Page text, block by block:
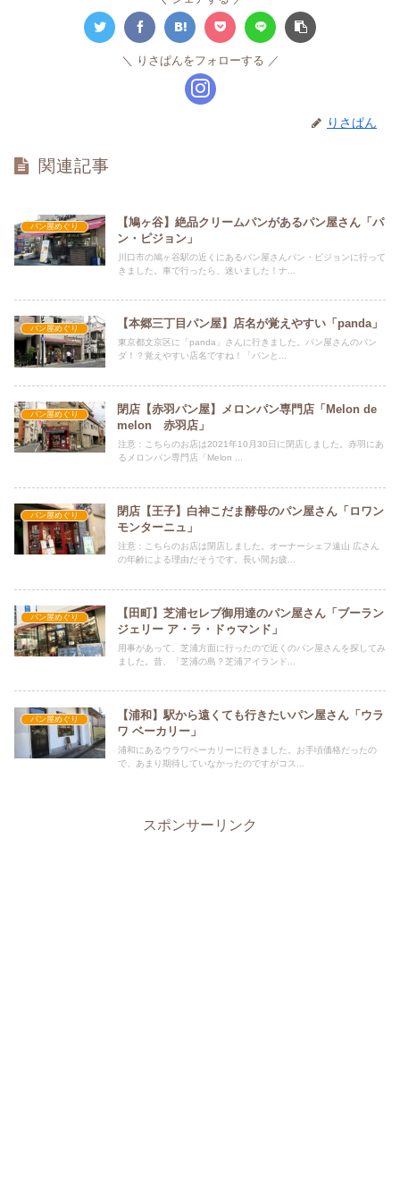
りさぱんをフォローする
りさぱん
関連記事
パン屋めぐり
【鳩ヶ谷】絶品クリームパンがあるパン屋さん「パ
ン・ピジョン」
川口市の鳩ヶ谷駅の近くにあるパン屋さんパン・ピジョンに行って
きました。車で行ったら、迷いました！ナ...
パン屋めぐり 【本郷三丁目パン屋】店名が覚えやすい「panda」
東京都文京区に「panda」さんに行きました。パン屋さんのパン
ダ！？覚えやすい店名ですね！「パンと...
パン屋めぐり
閉店【赤羽パン屋】メロンパン専門店「Melon de
melon 赤羽店」
注意：こちらのお店は2021年10月30日に閉店しました。赤羽にあ
るメロンパン専門店「Melon ...
パン屋めぐり
閉店【王子】白神こだま酵母のパン屋さん「ロワン
モンターニュ」
注意：こちらのお店は閉店しました。オーナーシェフ遠山 広さん
の年齢による理由だそうです。長い間お疲...
パン屋めぐり
【田町】芝浦セレブ御用達のパン屋さん「ブーラン
ジェリー ア・ラ・ドゥマンド」
用事があって、芝浦方面に行ったので近くのパン屋さんを探してみ
ました。昔、「芝浦の島？芝浦アイランド...
パン屋めぐり
【浦和】駅から遠くても行きたいパン屋さん「ウラ
ワ ベーカリー」
浦和にあるウラワベーカリーに行きました。お手頃価格だったの
で、あまり期待していなかったのですがコス...
スポンサーリンク